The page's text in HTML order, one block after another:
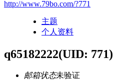
http://www.79bo.com/?771
主题
个人资料
q65182222(UID: 771)
邮箱状态未验证